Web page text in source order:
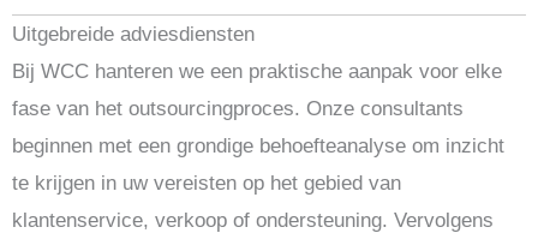
Uitgebreide adviesdiensten
Bij WCC hanteren we een praktische aanpak voor elke
fase van het outsourcingproces. Onze consultants
beginnen met een grondige behoefteanalyse om inzicht
te krijgen in uw vereisten op het gebied van
klantenservice, verkoop of ondersteuning. Vervolgens